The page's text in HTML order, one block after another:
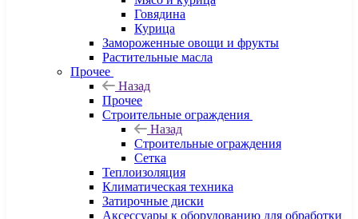
Говядина
Курица
Замороженные овощи и фрукты
Растительные масла
Прочее
Назад
Прочее
Строительные ограждения
Назад
Строительные ограждения
Сетка
Теплоизоляция
Климатическая техника
Затирочные диски
Аксессуары к оборудованию для обработки